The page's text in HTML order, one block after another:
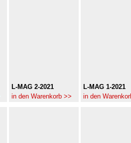
L-MAG 2-2021
in den Warenkorb >>
L-MAG 1-2021
in den